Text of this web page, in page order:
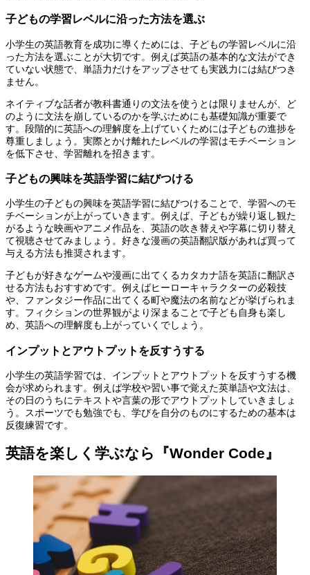
子どもの学習レベルに沿った方法を選ぶ
小学生の英語教育を成功に導くためには、子どもの学習レベルに沿
った方法を選ぶことが大切です。例えば英語の基本的な文法ができ
ていない状態で、単語力だけをアップさせても実践力には結びつき
ません。
ネイティブな話者が教科書通りの文法を使うとは限りませんが、ど
のように文法を崩しているのかを学ぶためにも基礎知識が重要で
す。段階的に英語への理解度を上げていくためには子どもの進捗を
尊重しましょう。実際とかけ離れたレベルの学習はモチベーション
を低下させ、学習離れを招きます。
子どもの興味を英語学習に結びつける
小学生の子どもの興味を英語学習に結びつけることで、学習へのモ
チベーションが上がっていきます。例えば、子どもが繰り返し観た
がるような映画やアニメ作品を、英語の吹き替えや字幕に切り替え
て視聴させてみましょう。好きな漫画の英語翻訳版があれば買って
与える方法も推奨されます。
子どもが好きなゲームや漫画に出てくるカタカナ語を英語に翻訳さ
せる方法もおすすめです。例えばヒーローキャラクターの必殺技
や、ファンタジー作品に出てくる町や魔法の名前などが挙げられま
す。フィクションの世界観がより深まることで子ども自身も楽し
め、英語への理解度も上がっていくでしょう。
インプットとアウトプットを反すうする
小学生の英語学習では、インプットとアウトプットを反すうする機
会が求められます。例えば学校や習い事で覚えた英単語や文法は、
その日のうちにテキストや言葉の形でアウトプットしていきましょ
う。スポーツでも勉強でも、学びを自分のものにするための基本は
反復練習です。
英語を楽しく学ぶなら『Wonder Code』